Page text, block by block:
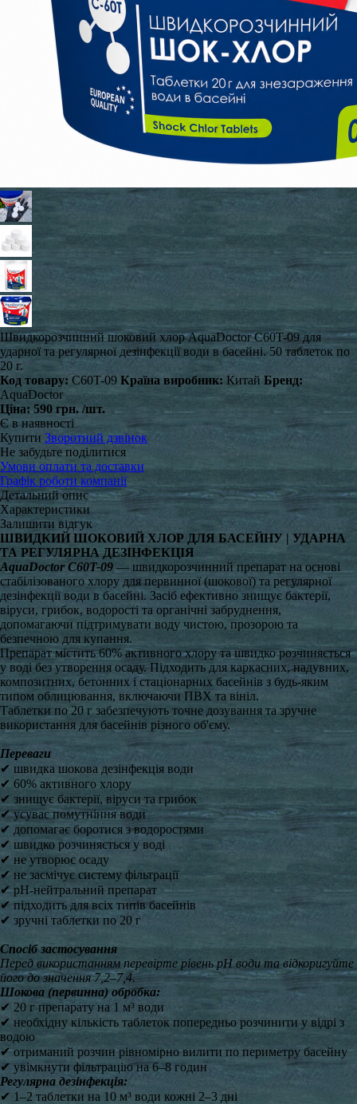
Швидкорозчинний шоковий хлор AquaDoctor C60T-09 для
ударної та регулярної дезінфекції води в басейні. 50 таблеток по
20 г.
Код товару: C60T-09 Країна виробник: Китай Бренд:
AquaDoctor
Ціна:590 грн. /шт.
Є в наявності
Купити Зворотний дзвінок
Не забудьте поділитися
Умови оплати та доставки
Графік роботи компанії
Детальний опис
Характеристики
Залишити відгук
ШВИДКИЙ ШОКОВИЙ ХЛОР ДЛЯ БАСЕЙНУ | УДАРНА
ТА РЕГУЛЯРНА ДЕЗІНФЕКЦІЯ
AquaDoctor C60T-09 — швидкорозчинний препарат на основі
стабілізованого хлору для первинної (шокової) та регулярної
дезінфекції води в басейні. Засіб ефективно знищує бактерії,
віруси, грибок, водорості та органічні забруднення,
допомагаючи підтримувати воду чистою, прозорою та
безпечною для купання.
Препарат містить 60% активного хлору та швидко розчиняється
у воді без утворення осаду. Підходить для каркасних, надувних,
композитних, бетонних і стаціонарних басейнів з будь-яким
типом облицювання, включаючи ПВХ та вініл.
Таблетки по 20 г забезпечують точне дозування та зручне
використання для басейнів різного об'єму.
Переваги
✔ швидка шокова дезінфекція води
✔ 60% активного хлору
✔ знищує бактерії, віруси та грибок
✔ усуває помутніння води
✔ допомагає боротися з водоростями
✔ швидко розчиняється у воді
✔ не утворює осаду
✔ не засмічує систему фільтрації
✔ pH-нейтральний препарат
✔ підходить для всіх типів басейнів
✔ зручні таблетки по 20 г
Спосіб застосування
Перед використанням перевірте рівень pH води та відкоригуйте
його до значення 7,2–7,4.
Шокова (первинна) обробка:
✔ 20 г препарату на 1 м³ води
✔ необхідну кількість таблеток попередньо розчинити у відрі з
водою
✔ отриманий розчин рівномірно вилити по периметру басейну
✔ увімкнути фільтрацію на 6–8 годин
Регулярна дезінфекція:
✔ 1–2 таблетки на 10 м³ води кожні 2–3 дні